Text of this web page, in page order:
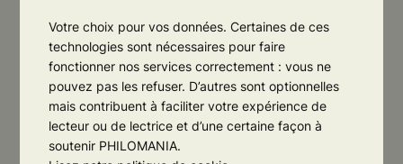
Votre choix pour vos données. Certaines de ces
technologies sont nécessaires pour faire
fonctionner nos services correctement : vous ne
pouvez pas les refuser. D’autres sont optionnelles
mais contribuent à faciliter votre expérience de
lecteur ou de lectrice et d’une certaine façon à
soutenir PHILOMANIA.